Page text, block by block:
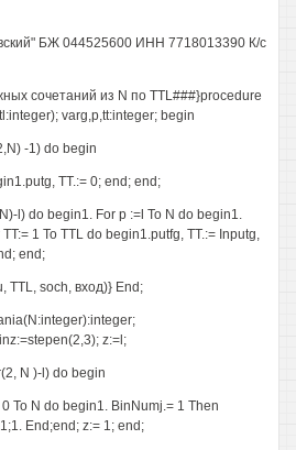
БЖ 044525600 ИНН 7718013390 К/с
сочетаний из N по TTL###}procedure
varg,p,tt:integer; begin
-1) do begin
TT.:= 0; end; end;
l) do begin1. For p :=l To N do begin1.
1 To TTL do begin1.putfg, TT.:= Inputg,
end;
TTL, soch, вход)} End;
z:=l;
N )-l) do begin
To N do begin1. BinNumj.= 1 Then
End;end; z:= 1; end;